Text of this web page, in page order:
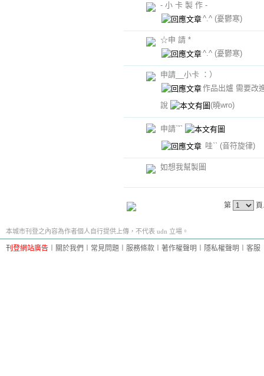
- 小 卡 製 作 -
^.^ (憂鬱寒)
☆申 請 *
^.^ (憂鬱寒)
申請__小卡 ：）
作品出爐 需要改
說
(曉wro)
申請ˋˇˋ
哇ˋˋ (音符旋律)
如想我幫製圖
第
本城市刊登之內容為作者個人自行提供上傳，不代表 udn 立場。
刊登網站廣告 關於我們 常見問題 服務條款 著作權聲明 隱私權聲明 客服